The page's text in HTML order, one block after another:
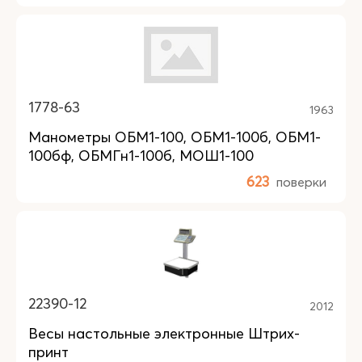
1778-63 1963
Манометры ОБМ1-100, ОБМ1-100б, ОБМ1-
100бф, ОБМГн1-100б, МОШ1-100
623 поверки
22390-12 2012
Весы настольные электронные Штрих-
принт